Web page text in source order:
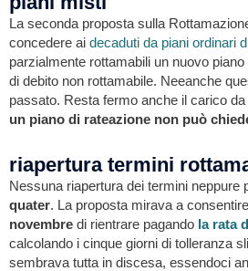
La seconda proposta sulla
concedere ai decaduti da piani ordinari
parzialmente rottamabili un nuovo
di debito non rottamabile. Neeanche
passato. Resta fermo anche il carico da
un piano di rateazione non può
riapertura termini
Nessuna riapertura dei termini neppure
quater. La proposta mirava a
novembre di rientrare pagando la rata
calcolando i cinque giorni di tolleranza
sembrava tutta in discesa, essendoci